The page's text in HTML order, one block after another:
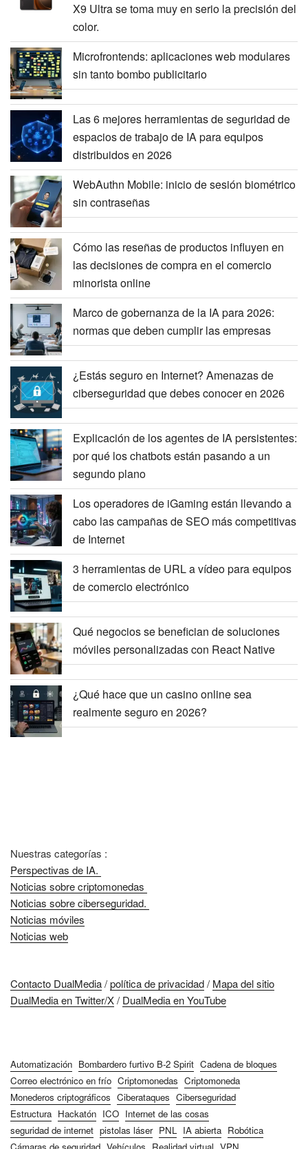
X9 Ultra se toma muy en serio la precisión del
color.
Microfrontends: aplicaciones web modulares
sin tanto bombo publicitario
Las 6 mejores herramientas de seguridad de
espacios de trabajo de IA para equipos
distribuidos en 2026
WebAuthn Mobile: inicio de sesión biométrico
sin contraseñas
Cómo las reseñas de productos influyen en
las decisiones de compra en el comercio
minorista online
Marco de gobernanza de la IA para 2026:
normas que deben cumplir las empresas
¿Estás seguro en Internet? Amenazas de
ciberseguridad que debes conocer en 2026
Explicación de los agentes de IA persistentes:
por qué los chatbots están pasando a un
segundo plano
Los operadores de iGaming están llevando a
cabo las campañas de SEO más competitivas
de Internet
3 herramientas de URL a vídeo para equipos
de comercio electrónico
Qué negocios se benefician de soluciones
móviles personalizadas con React Native
¿Qué hace que un casino online sea
realmente seguro en 2026?
Nuestras categorías :
Perspectivas de IA.
Noticias sobre criptomonedas
Noticias sobre ciberseguridad.
Noticias móviles
Noticias web
Contacto DualMedia/política de privacidad/ Mapa del sitio
DualMedia en Twitter/X/ DualMedia en YouTube
Automatización Bombardero furtivo B-2 Spirit Cadena de bloques
Correo electrónico en frío Criptomonedas Criptomoneda
Monederos criptográficos Ciberataques Ciberseguridad
Estructura Hackatón ICO Internet de las cosas
seguridad de internet pistolas láser PNL IA abierta Robótica